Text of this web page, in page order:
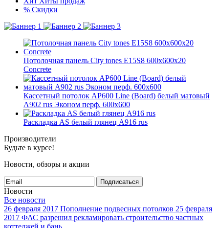
% Скидки
Потолочная панель City tones E15S8 600x600x20
Concrete
Кассетный потолок AP600 Line (Board) белый матовый
А902 rus Эконом перф. 600x600
Раскладка AS белый глянец А916 rus
Производители
Будьте в курсе!
Новости, обзоры и акции
Подписаться
Новости
Все новости
26 февраля 2017 Пополнение подвесных потолков 25 февраля
2017 ФАС разрешил рекламировать строительство частных
коттеджей и бань